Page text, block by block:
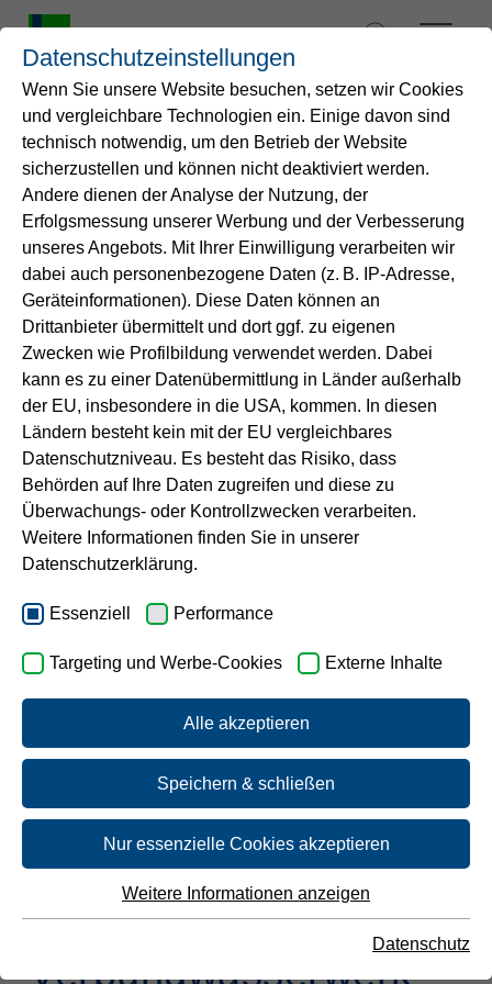
springen
Startseite
Wasser
Service
Energie
B2B-Lösungen
Unternehmen
Karriere
Klarheit für unsere
Kund*innen
Entsprechend § 20 der Trinkwasserverordnung
dürfen bei der Trinkwasseraufbereitung nur Stoffe
verwendet werden, die in einer Liste des
Umweltbundesamt enthalten sind. Die
Listeist
im Internet veröffentlicht.
Gemäß § 46 der Trinkwasserverordnung
veröffentlichen wir alle verwendeten
Aufbereitungsstoffe und Desinfektionsverfahren.
Bitte tippen Sie den gewünschten Ort ein.
Ihr Ergebnis für
Sprockhövel
(Teilgebiet)
Verbundwasserwerk
Datenschutzeinstellungen
Wenn Sie unsere Website besuchen, setzen wir Cookies
und vergleichbare Technologien ein. Einige davon sind
technisch notwendig, um den Betrieb der Website
sicherzustellen und können nicht deaktiviert werden.
Andere dienen der Analyse der Nutzung, der
Erfolgsmessung unserer Werbung und der Verbesserung
unseres Angebots. Mit Ihrer Einwilligung verarbeiten wir
dabei auch personenbezogene Daten (z. B. IP-Adresse,
Geräteinformationen). Diese Daten können an
Drittanbieter übermittelt und dort ggf. zu eigenen
Zwecken wie Profilbildung verwendet werden. Dabei
kann es zu einer Datenübermittlung in Länder außerhalb
der EU, insbesondere in die USA, kommen. In diesen
Ländern besteht kein mit der EU vergleichbares
Datenschutzniveau. Es besteht das Risiko, dass
Behörden auf Ihre Daten zugreifen und diese zu
Überwachungs- oder Kontrollzwecken verarbeiten.
Weitere Informationen finden Sie in unserer
Datenschutzerklärung.
Essenziell Performance
Targeting und Werbe-Cookies Externe Inhalte
Alle akzeptieren
Speichern & schließen
Nur essenzielle Cookies akzeptieren
der Webseite benötigt. Dadurch ist gewährleistet, dass die
Webseite einwandfrei funktioniert.
Weitere Informationen anzeigen
Datenschutz